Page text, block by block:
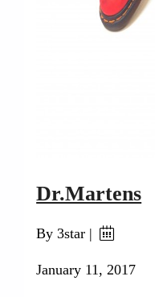
Dr.Martens
By 3star |
January 11, 2017